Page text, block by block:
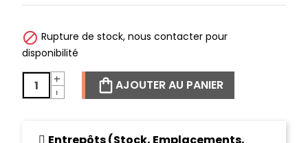
 Rupture de stock, nous contacter pour
disponibilité
-
+ AJOUTER AU PANIER